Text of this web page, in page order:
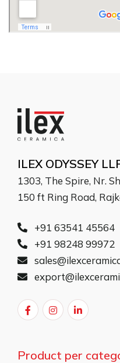
ILEX ODYSSEY
1303, The Spire, Nr.
150 ft Ring Road,
+91 63541 45564
+91 98248 99972
Product per